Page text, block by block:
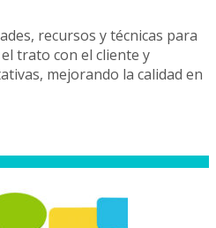
recursos y técnicas para
trato con el cliente y
mejorando la calidad en